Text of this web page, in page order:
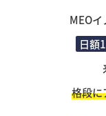
MEOイ
日額
格段に